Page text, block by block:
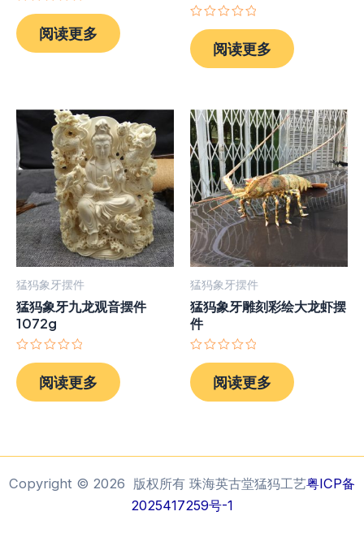
评
分
0
&sol;
阅读更多
评
分
0
&sol;
阅读更多
猛犸象牙摆件
猛犸象牙九龙观音摆件
1072g
评
分
0
&sol;
阅读更多
猛犸象牙摆件
猛犸象牙雕刻彩绘大龙虾摆
件
评
分
0
&sol;
阅读更多
Copyright © 2026 版权所有 珠海英古堂猛犸工艺粤ICP备
2025417259号-1